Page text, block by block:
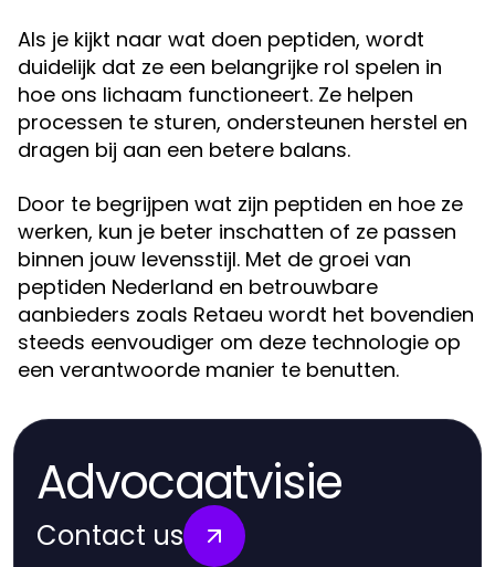
Als je kijkt naar wat doen peptiden, wordt
duidelijk dat ze een belangrijke rol spelen in
hoe ons lichaam functioneert. Ze helpen
processen te sturen, ondersteunen herstel en
dragen bij aan een betere balans.
Door te begrijpen wat zijn peptiden en hoe ze
werken, kun je beter inschatten of ze passen
binnen jouw levensstijl. Met de groei van
peptiden Nederland en betrouwbare
aanbieders zoals Retaeu wordt het bovendien
steeds eenvoudiger om deze technologie op
een verantwoorde manier te benutten.
Advocaatvisie
Contact us